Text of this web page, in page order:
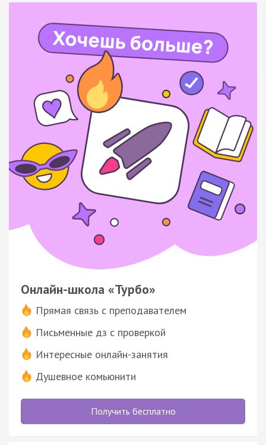
Онлайн-школа «Турбо»
Прямая связь с преподавателем
Письменные дз с проверкой
Интересные онлайн-занятия
Душевное комьюнити
Получить бесплатно